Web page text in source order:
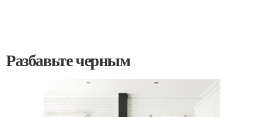
Разбавьте черным